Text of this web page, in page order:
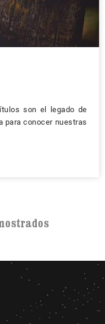
son el legado de
para conocer nuestras